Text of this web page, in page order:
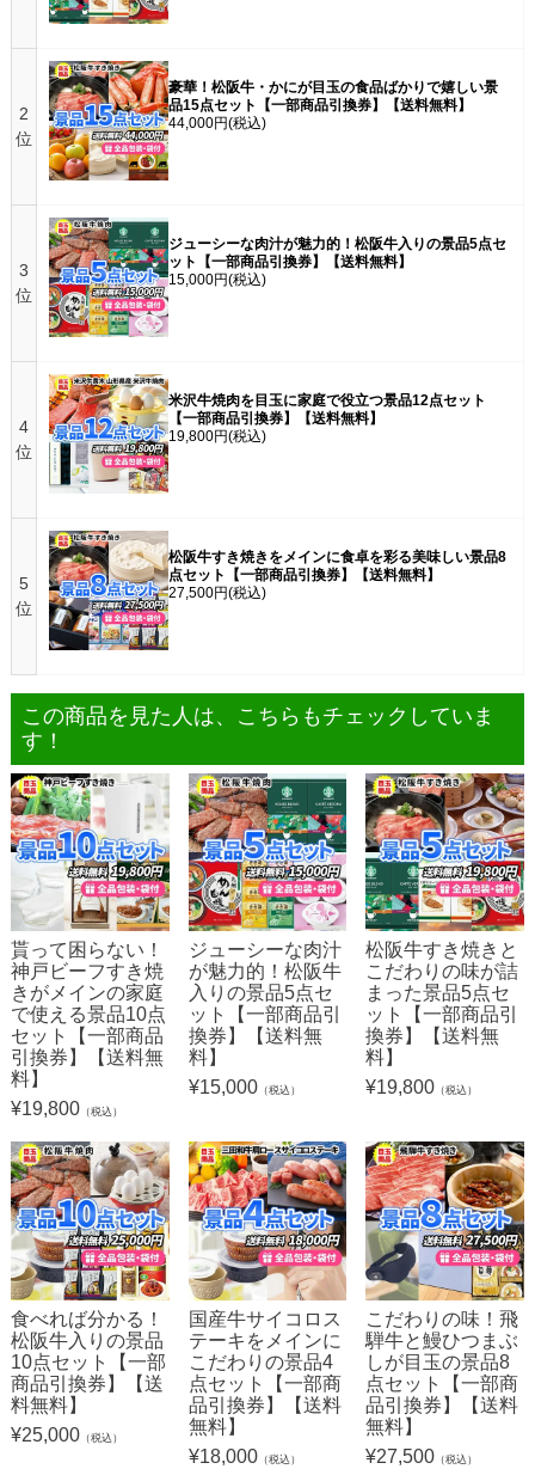
2
位
豪華！松阪牛・かにが目玉の食品ばかりで嬉しい景
品15点セット【一部商品引換券】【送料無料】
44,000円(税込)
3
位
ジューシーな肉汁が魅力的！松阪牛入りの景品5点セ
ット【一部商品引換券】【送料無料】
15,000円(税込)
4
位
米沢牛焼肉を目玉に家庭で役立つ景品12点セット
【一部商品引換券】【送料無料】
19,800円(税込)
5
位
松阪牛すき焼きをメインに食卓を彩る美味しい景品8
点セット【一部商品引換券】【送料無料】
27,500円(税込)
この商品を見た人は、こちらもチェックしていま
す！
貰って困らない！
神戸ビーフすき焼
きがメインの家庭
で使える景品10点
セット【一部商品
引換券】【送料無
料】
¥19,800（税込）
ジューシーな肉汁
が魅力的！松阪牛
入りの景品5点セ
ット【一部商品引
換券】【送料無
料】
¥15,000（税込）
松阪牛すき焼きと
こだわりの味が詰
まった景品5点セ
ット【一部商品引
換券】【送料無
料】
¥19,800 （税込）
食べれば分かる！
松阪牛入りの景品
10点セット【一部
商品引換券】【送
料無料】
¥25,000（税込）
国産牛サイコロス
テーキをメインに
こだわりの景品4
点セット【一部商
品引換券】【送料
無料】
¥18,000（税込）
こだわりの味！飛
騨牛と鰻ひつまぶ
しが目玉の景品8
点セット【一部商
品引換券】【送料
無料】
¥27,500 （税込）